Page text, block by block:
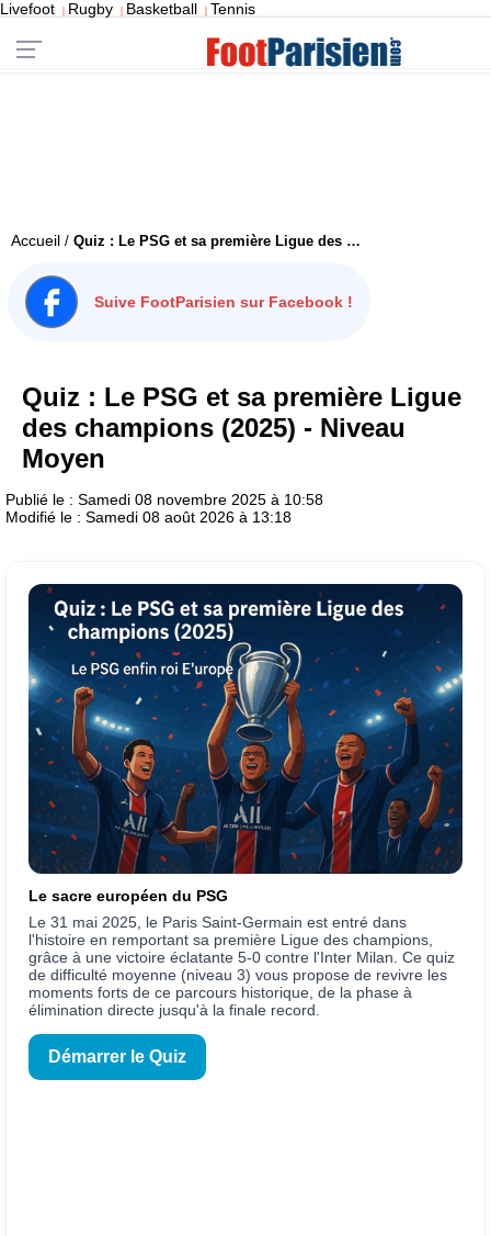
Livefoot | Rugby | Basketball | Tennis
Accueil / Quiz : Le PSG et sa première Ligue des champions (2025) - Niveau Moyen
Suive FootParisien sur Facebook !
Quiz : Le PSG et sa première Ligue
des champions (2025) - Niveau
Moyen
Publié le : Samedi 08 novembre 2025 à 10:58
Modifié le : Samedi 08 août 2026 à 13:18
Le sacre européen du PSG
Le 31 mai 2025, le Paris Saint-Germain est entré dans
l'histoire en remportant sa première Ligue des champions,
grâce à une victoire éclatante 5-0 contre l'Inter Milan. Ce quiz
de difficulté moyenne (niveau 3) vous propose de revivre les
moments forts de ce parcours historique, de la phase à
élimination directe jusqu'à la finale record.
Démarrer le Quiz